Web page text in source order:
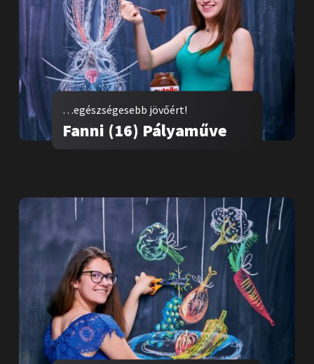
…egészségesebb jövőért!
Fanni (16) Pályaműve